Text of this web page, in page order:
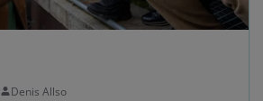
Denis Allso